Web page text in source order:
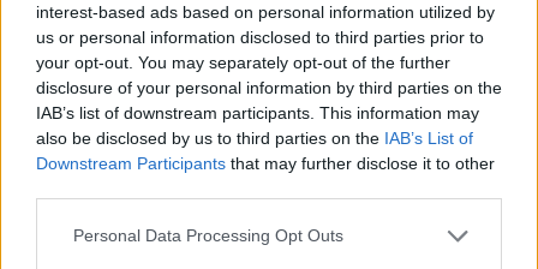
interest-based ads based on personal information utilized by
us or personal information disclosed to third parties prior to
your opt-out. You may separately opt-out of the further
disclosure of your personal information by third parties on the
IAB’s list of downstream participants. This information may
also be disclosed by us to third parties on the IAB’s List of
Downstream Participants that may further disclose it to other
Personal Data Processing Opt Outs
Kokoamme tälle sivulle vinkkejä hotelleista ja muista
majapaikoista. Vinkit ovat teidän, lukijoidemme, meille
hotellivinkkejä, kerro niistä meille muillekin.